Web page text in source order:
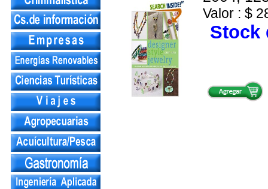
Valor : $
Stock